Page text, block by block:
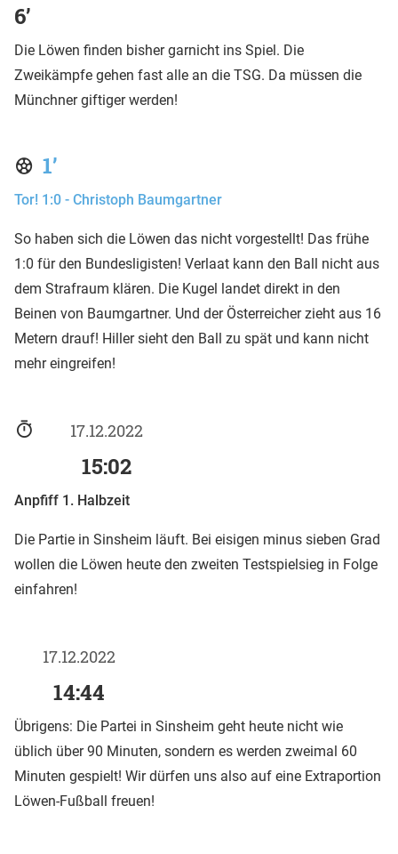
6’
Die Löwen finden bisher garnicht ins Spiel. Die
Zweikämpfe gehen fast alle an die TSG. Da müssen die
Münchner giftiger werden!
1’
Tor! 1:0 - Christoph Baumgartner
So haben sich die Löwen das nicht vorgestellt! Das frühe
1:0 für den Bundesligisten! Verlaat kann den Ball nicht aus
dem Strafraum klären. Die Kugel landet direkt in den
Beinen von Baumgartner. Und der Österreicher zieht aus 16
Metern drauf! Hiller sieht den Ball zu spät und kann nicht
mehr eingreifen!
17.12.2022
15:02
Anpfiff 1. Halbzeit
Die Partie in Sinsheim läuft. Bei eisigen minus sieben Grad
wollen die Löwen heute den zweiten Testspielsieg in Folge
einfahren!
17.12.2022
14:44
Übrigens: Die Partei in Sinsheim geht heute nicht wie
üblich über 90 Minuten, sondern es werden zweimal 60
Minuten gespielt! Wir dürfen uns also auf eine Extraportion
Löwen-Fußball freuen!